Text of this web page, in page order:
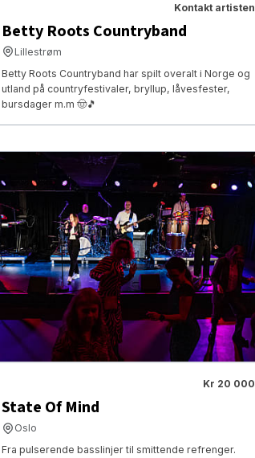
Kontakt artisten
Betty Roots Countryband
Lillestrøm
Betty Roots Countryband har spilt overalt i Norge og
utland på countryfestivaler, bryllup, låvesfester,
bursdager m.m 🤠🎵
Kr 20 000
State Of Mind
Oslo
Fra pulserende basslinjer til smittende refrenger.